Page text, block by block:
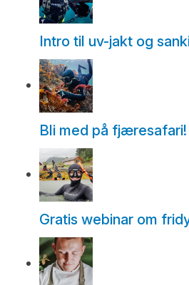
Intro til uv-jakt og
Bli med på fjæresafari!
Gratis webinar om